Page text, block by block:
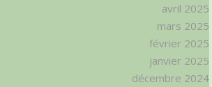
avril 2025
mars 2025
février 2025
janvier 2025
décembre 2024